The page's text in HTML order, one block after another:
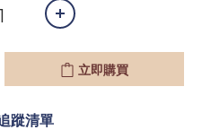
立即購買
蹤清單